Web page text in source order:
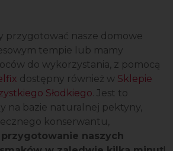
przygotować nasze domowe
tempie lub mamy
do wykorzystania, z pomocą
dostępny również w Sklepie
Słodkiego . Jest to
na bazie naturalnej pektyny,
konserwantu,
naszych